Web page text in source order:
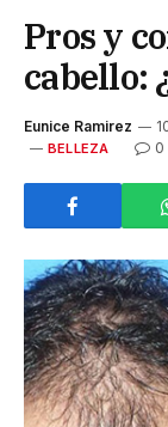
Pros y
cabello:
Eunice Ramirez
BELLEZA 0